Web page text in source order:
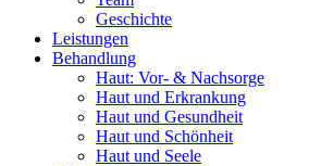
Geschichte
Leistungen
Behandlung
Haut: Vor- & Nachsorge
Haut und Erkrankung
Haut und Gesundheit
Haut und Schönheit
Haut und Seele